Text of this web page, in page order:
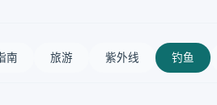
南 旅游 紫外线 钓鱼